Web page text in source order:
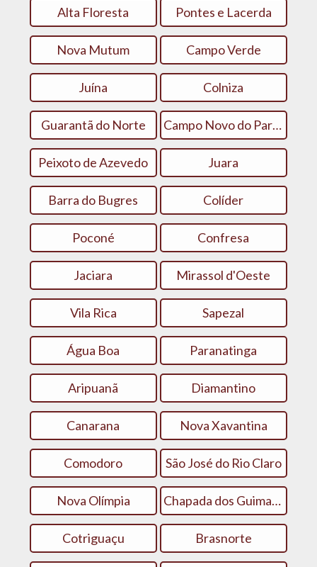
Alta Floresta Pontes e Lacerda
Nova Mutum Campo Verde
Juína Colniza
Guarantã do Norte Campo Novo do Parecis
Peixoto de Azevedo Juara
Barra do Bugres Colíder
Poconé Confresa
Jaciara Mirassol d'Oeste
Vila Rica Sapezal
Água Boa Paranatinga
Aripuanã Diamantino
Canarana Nova Xavantina
Comodoro São José do Rio Claro
Nova Olímpia Chapada dos Guimarães
Cotriguaçu Brasnorte